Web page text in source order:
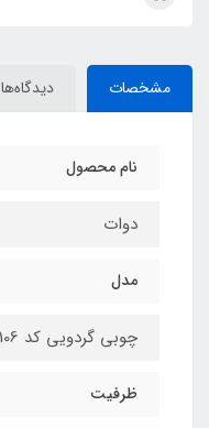
مشخصات دیدگاه‌ها
نام محصول
دوات
مدل
چوبی گردویی کد 106
ظرفیت